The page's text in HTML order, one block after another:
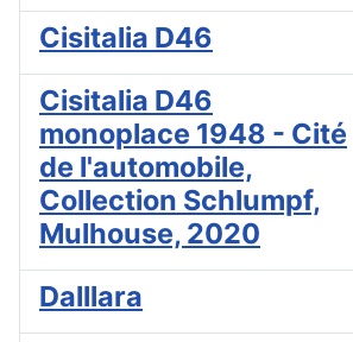
Cisitalia D46
Cisitalia D46
monoplace 1948 - Cité
de l'automobile,
Collection Schlumpf,
Mulhouse, 2020
Dalllara